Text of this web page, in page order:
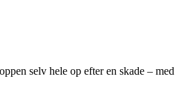
selv hele op efter en skade – med